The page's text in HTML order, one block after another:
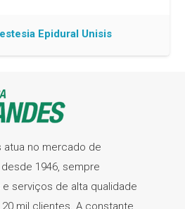
Epidural Unisis
atua no mercado de
1946, sempre
serviços de alta qualidade
mil clientes. A constante